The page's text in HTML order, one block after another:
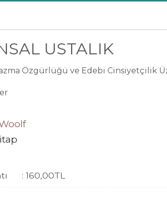
USTALIK
Özgürlüğü ve Edebi Cinsiyetçilik
: 160,00TL